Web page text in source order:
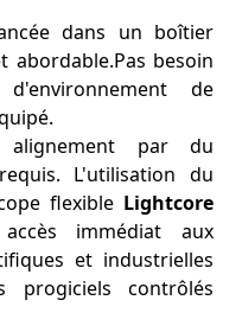
dans un boîtier
abordable.Pas besoin
de
alignement par du
L'utilisation du
flexibleLightcore
immédiat aux
et industrielles
progiciels contrôlés